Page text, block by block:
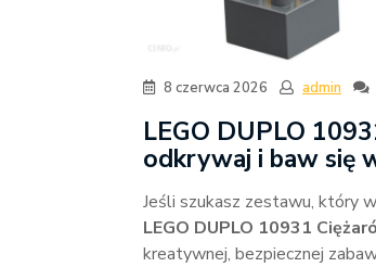
8 czerwca 2026 admin
LEGO DUPLO
odkrywaj i baw się
Jeśli szukasz zestawu, który
LEGO DUPLO 10931
kreatywnej, bezpiecznej